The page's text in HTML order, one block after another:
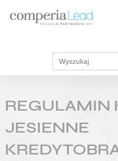
Strefa
Akcje
Search
for:
REGULAMIN
JESIENNE